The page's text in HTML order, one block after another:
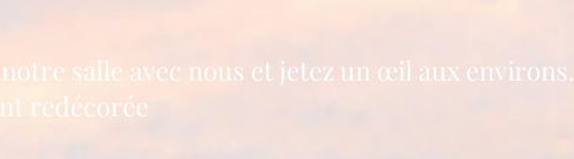
salle avec nous et jetez un œil aux environs.
redécorée